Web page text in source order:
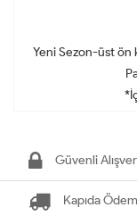
Yeni Sezon-üst ön
Güvenli
Kapıda